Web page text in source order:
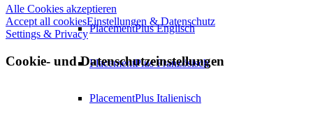
PlacementPlus Englisch
PlacementPlus Französisch
PlacementPlus Italienisch
Alle Cookies akzeptieren
Accept all cookiesEinstellungen & Datenschutz
Settings & Privacy
Cookie- und Datenschutzeinstellungen